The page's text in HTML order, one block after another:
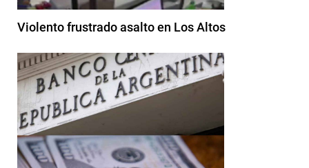
Violento frustrado asalto en Los Altos